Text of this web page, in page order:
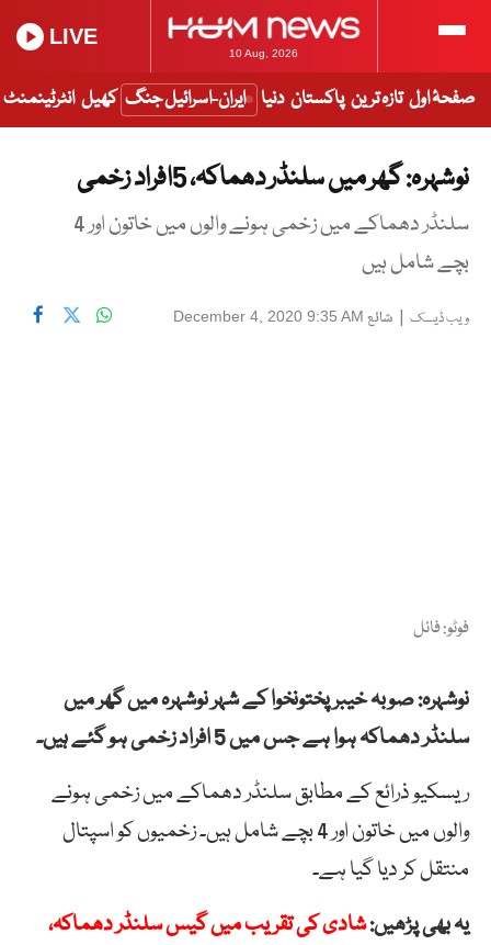
10 Aug, 2026
LIVE
صفحۂ اول تازہ ترین پاکستان دنیا ایران-اسرائیل جنگ کھیل انٹرٹینمنٹ
نوشہرہ: گھر میں سلنڈر دھماکہ، 5افراد زخمی
سلنڈر دھماکے میں زخمی ہونے والوں میں خاتون اور 4
بچے شامل ہیں
ویب ڈیسک | شائع December 4, 2020 9:35 AM
فوٹو: فائل
نوشہرہ: صوبہ خیبر پختونخوا کے شہر نوشہرہ میں گھر میں
سلنڈر دھماکہ ہوا ہے جس میں 5 افراد زخمی ہو گئے ہیں۔
ریسکیو ذرائع کے مطابق سلنڈر دھماکے میں زخمی ہونے
والوں میں خاتون اور 4 بچے شامل ہیں۔ زخمیوں کو اسپتال
منتقل کر دیا گیا ہے۔
یہ بھی پڑھیں:شادی کی تقریب میں گیس سلنڈر دھماکہ،